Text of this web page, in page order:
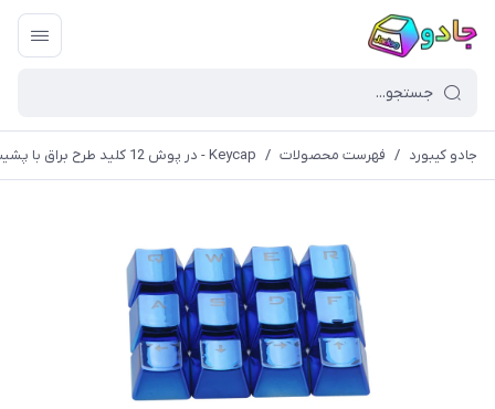
جادو کیبورد / فهرست محصولات / Keycap - در پوش 12 کلید طرح براق با پشیبانی از RGB رنگ آبی